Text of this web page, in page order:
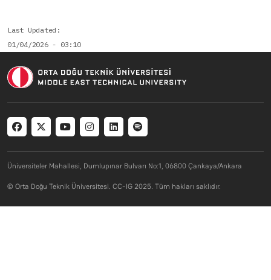
Last Updated
01/04/2026 - 03:10
Social menu
Üniversiteler Mahallesi, Dumlupınar Bulvarı No:1, 06800 Çankaya/Ankara
© Orta Doğu Teknik Üniversitesi. CC-IG 2025. Tüm hakları saklıdır.